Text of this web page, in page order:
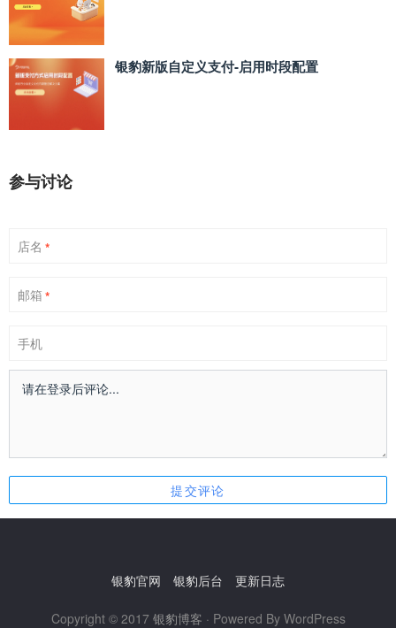
银豹新版自定义支付‑启用时段配置
参与讨论
店名 *
邮箱 *
手机
银豹官网 银豹后台 更新日志
Copyright © 2017 银豹博客 · Powered By WordPress